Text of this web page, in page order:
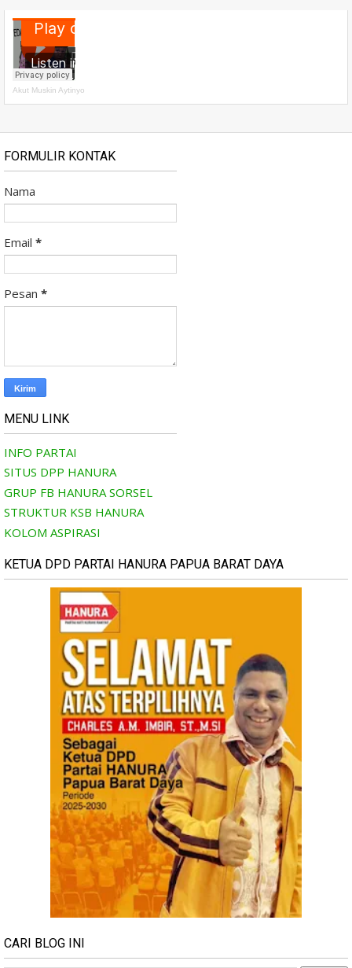
Akut Muskin Aytinyo
FORMULIR KONTAK
Nama
Email *
Pesan *
MENU LINK
INFO PARTAI
SITUS DPP HANURA
GRUP FB HANURA SORSEL
STRUKTUR KSB HANURA
KOLOM ASPIRASI
KETUA DPD PARTAI HANURA PAPUA BARAT DAYA
CARI BLOG INI